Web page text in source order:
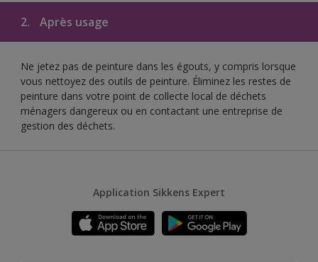
2. Après usage
Ne jetez pas de peinture dans les égouts, y compris lorsque
vous nettoyez des outils de peinture. Éliminez les restes de
peinture dans votre point de collecte local de déchets
ménagers dangereux ou en contactant une entreprise de
gestion des déchets.
Application Sikkens Expert